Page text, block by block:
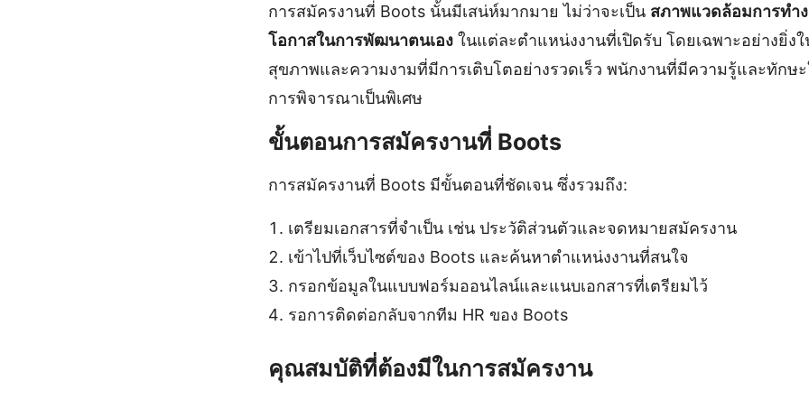
การสมัครงานที่ Boots นั้นมีเสน่ห์มากมาย ไม่ว่าจะเป็น สภาพแวดล้อมการทำ
โอกาสในการพัฒนาตนเอง ในแต่ละตำแหน่งงานที่เปิดรับ โดยเฉพาะอย่างยิ่ง
สุขภาพและความงามที่มีการเติบโตอย่างรวดเร็ว พนักงานที่มีความรู้และทักษ
การพิจารณาเป็นพิเศษ
ขั้นตอนการสมัครงานที่ Boots
การสมัครงานที่ Boots มีขั้นตอนที่ชัดเจน ซึ่งรวมถึง:
เตรียมเอกสารที่จำเป็น เช่น ประวัติส่วนตัวและจดหมายสมัครงาน
เข้าไปที่เว็บไซต์ของ Boots และค้นหาตำแหน่งงานที่สนใจ
กรอกข้อมูลในแบบฟอร์มออนไลน์และแนบเอกสารที่เตรียมไว้
รอการติดต่อกลับจากทีม HR ของ Boots
คุณสมบัติที่ต้องมีในการสมัครงาน